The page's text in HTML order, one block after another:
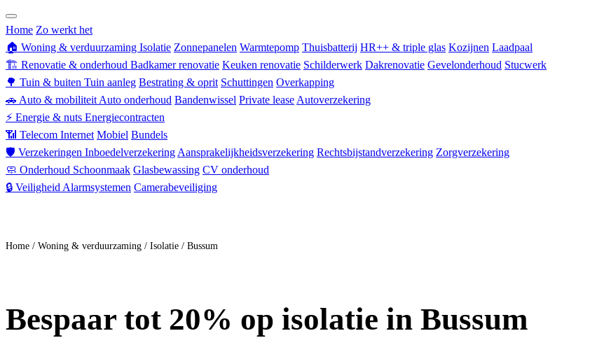
Home Zo werkt het
🏠 Woning & verduurzaming Isolatie Zonnepanelen Warmtepomp Thuisbatterij HR++ & triple glas Kozijnen Laadpaal
🏗 Renovatie & onderhoud Badkamer renovatie Keuken renovatie Schilderwerk Dakrenovatie Gevelonderhoud Stucwerk
🌳 Tuin & buiten Tuin aanleg Bestrating & oprit Schuttingen Overkapping
🚗 Auto & mobiliteit Auto onderhoud Bandenwissel Private lease Autoverzekering
⚡ Energie & nuts Energiecontracten
📶 Telecom Internet Mobiel Bundels
🛡 Verzekeringen Inboedelverzekering Aansprakelijkheidsverzekering Rechtsbijstandverzekering Zorgverzekering
🧼 Onderhoud Schoonmaak Glasbewassing CV onderhoud
🔒 Veiligheid Alarmsystemen Camerabeveiliging
Home / Woning & verduurzaming / Isolatie / Bussum
Bespaar tot 20% op isolatie in Bussum